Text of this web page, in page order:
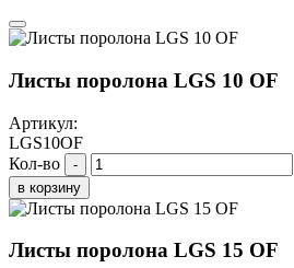
Листы поролона LGS 10 OF
Артикул:
LGS10OF
Кол-во
-
в корзину
Листы поролона LGS 15 OF